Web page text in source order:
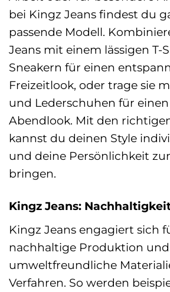
bei Kingz Jeans findest du
passende Modell.
Jeans mit einem lässigen T-
Sneakern für einen
Freizeitlook, oder trage sie
und Lederschuhen für
Abendlook. Mit den
kannst du deinen Style
und deine Persönlichkeit
bringen.
Kingz Jeans:
Kingz Jeans engagiert sich
nachhaltige Produktion
umweltfreundliche
Verfahren. So werden